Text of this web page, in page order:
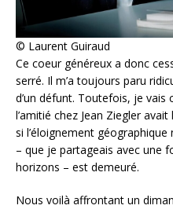
© Laurent Guiraud
Ce coeur généreux a donc
serré. Il m’a toujours paru
d’un défunt. Toutefois, je
l’amitié chez Jean Ziegler
si l’éloignement
– que je partageais avec une
horizons – est demeuré.
Nous voilà affrontant un